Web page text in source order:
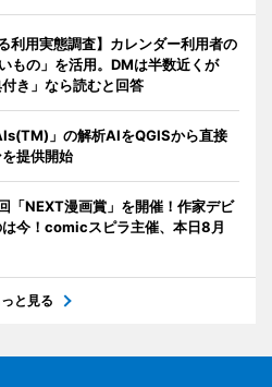
利用実態調査】カレンダー利用者の
もの」を活用。DMは半数近くが
き」なら読むと回答
」の解析AIをQGISから直接
提供開始
「NEXT漫画賞」を開催！作家デビ
今！comicスピラ主催、本日8月
っと見る